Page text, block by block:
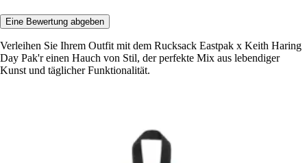
Eine Bewertung abgeben
Verleihen Sie Ihrem Outfit mit dem Rucksack Eastpak x Keith Haring
Day Pak'r einen Hauch von Stil, der perfekte Mix aus lebendiger
Kunst und täglicher Funktionalität.